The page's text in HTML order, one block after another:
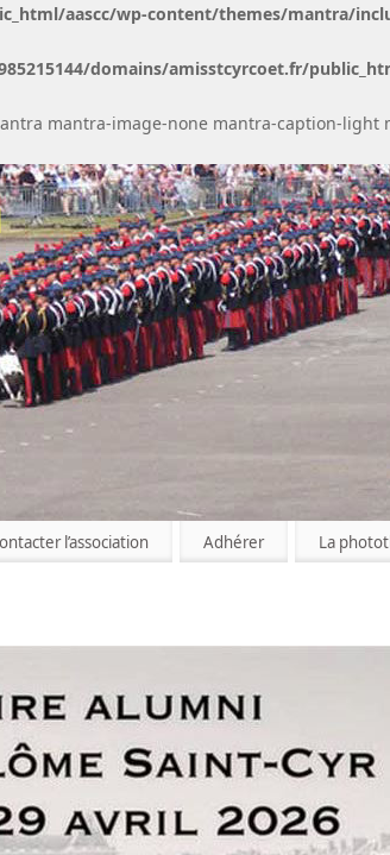
aascc/wp-content/themes/mantra/
domains/amisstcyrcoet.fr/
mantra-image-none mantra-caption-
l’association Adhérer La